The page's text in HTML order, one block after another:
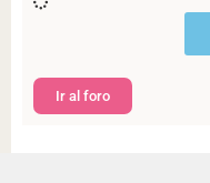
Ir al foro